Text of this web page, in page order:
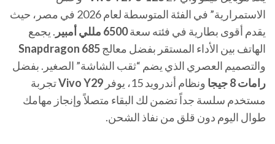
الاستمرارية” في الفئة المتوسطة لعام 2026 في مصر، حيث
يقدم أقوى بطارية في فئته سعة6500 مللي أمبير
. يجمع
الهاتف بين الأداء المستقر بفضل معالجSnapdragon 685
والتصميم العصري الذي يضم “ثقب الشاشة” الصغير. بفضل
رامات 8 جيجا
ونظام أندرويد 15، يوفر Vivo Y29تجربة
مستخدم سلسة جداً تضمن لك البقاء متصلاً وإنجاز مهامك
طوال اليوم دون قلق من نفاذ الشحن.